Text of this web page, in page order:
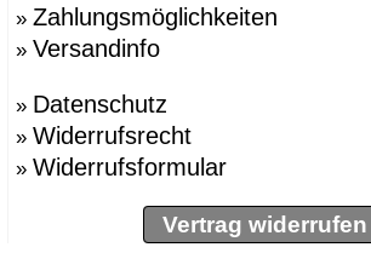
» Zahlungsmöglichkeiten
» Versandinfo
» Datenschutz
» Widerrufsrecht
» Widerrufsformular
Vertrag widerrufen